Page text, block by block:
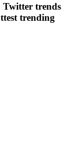
Twitter trends
trending